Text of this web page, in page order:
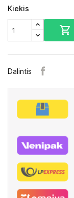
Kiekis

Dalintis